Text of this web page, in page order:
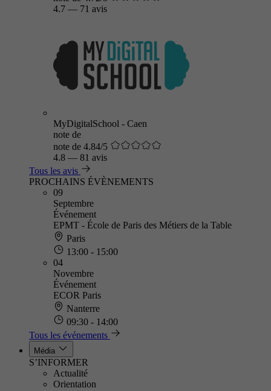
4.7 — 71 avis
MyDigitalSchool - Caen
note de
note de 4.84/5
4.8 — 81 avis
Tous les avis
PROCHAINS ÉVÈNEMENTS
09
Septembre
Événement
EPMT - École de Paris des Métiers de la Table
Paris
13:00 - 15:00
04
Novembre
Événement
ECOR Paris
Nanterre
09:30 - 14:00
Tous les événements
Média
S’INFORMER
Actualité
Orientation